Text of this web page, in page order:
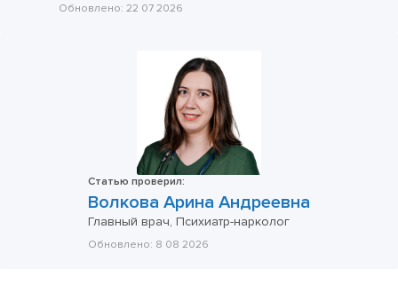
Обновлено: 22 07 2026
Статью проверил:
Волкова Арина Андреевна
Главный врач, Психиатр-нарколог
Обновлено: 8 08 2026